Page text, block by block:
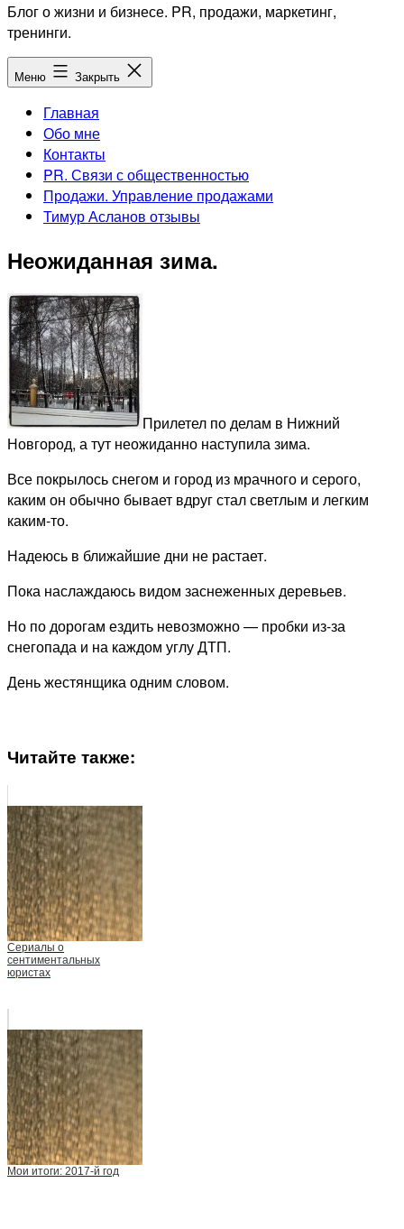
Блог о жизни и бизнесе. PR, продажи, маркетинг,
тренинги.
Меню Закрыть
Главная
Обо мне
Контакты
PR. Связи с общественностью
Продажи. Управление продажами
Тимур Асланов отзывы
Неожиданная зима.
Прилетел по делам в Нижний
Новгород, а тут неожиданно наступила зима.
Все покрылось снегом и город из мрачного и серого,
каким он обычно бывает вдруг стал светлым и легким
каким-то.
Надеюсь в ближайшие дни не растает.
Пока наслаждаюсь видом заснеженных деревьев.
Но по дорогам ездить невозможно — пробки из-за
снегопада и на каждом углу ДТП.
День жестянщика одним словом.
Читайте также:
Сериалы о
сентиментальных
юристах
Мои итоги: 2017-й год